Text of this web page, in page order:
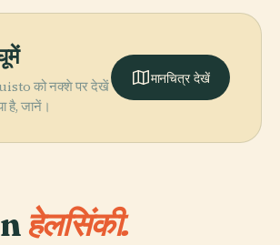
को नक्शे पर देखें
है, जानें।
मानचित्र देखें
हेलसिंकी.